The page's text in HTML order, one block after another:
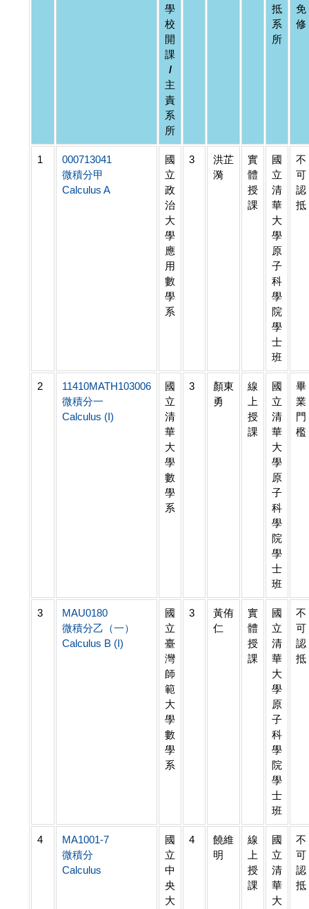
學
校
開
課
/
主
責
系
所
抵
系
所
免
修
1
000713041
微積分甲
Calculus A
國
立
政
治
大
學
應
用
數
學
系
3
洪芷
漪
實
體
授
課
國
立
清
華
大
學
原
子
科
學
院
學
士
班
不
可
認
抵
2
11410MATH103006
微積分一
Calculus (I)
國
立
清
華
大
學
數
學
系
3
顏東
勇
線
上
授
課
國
立
清
華
大
學
原
子
科
學
院
學
士
班
畢
業
門
檻
3
MAU0180
微積分乙（一）
Calculus B (I)
國
立
臺
灣
師
範
大
學
數
學
系
3
黃侑
仁
實
體
授
課
國
立
清
華
大
學
原
子
科
學
院
學
士
班
不
可
認
抵
4
MA1001-7
微積分
Calculus
國
立
中
央
大
4
饒維
明
線
上
授
課
國
立
清
華
大
不
可
認
抵